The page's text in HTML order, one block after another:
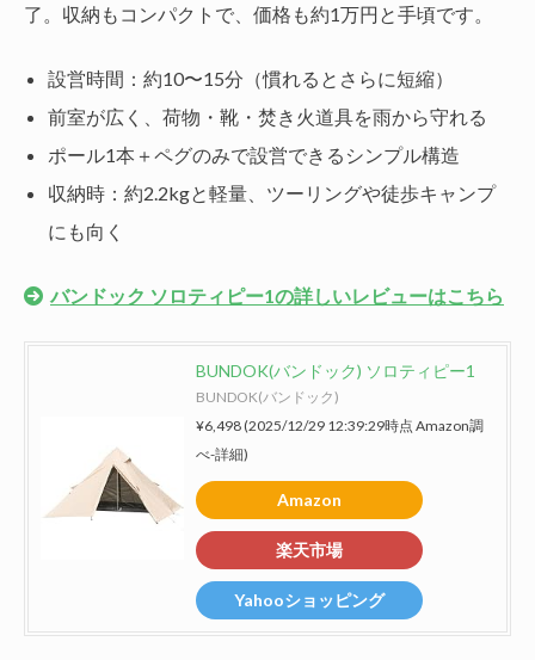
了。収納もコンパクトで、価格も約1万円と手頃です。
設営時間：約10〜15分（慣れるとさらに短縮）
前室が広く、荷物・靴・焚き火道具を雨から守れる
ポール1本＋ペグのみで設営できるシンプル構造
収納時：約2.2kgと軽量、ツーリングや徒歩キャンプ
にも向く
バンドック ソロティピー1の詳しいレビューはこちら
BUNDOK(バンドック) ソロティピー1
BUNDOK(バンドック)
¥6,498(2025/12/29 12:39:29時点 Amazon調
べ-詳細)
Amazon
楽天市場
Yahooショッピング